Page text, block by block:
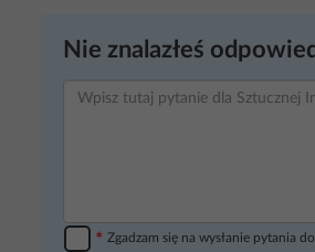
Nie znalazłeś
* Zgadzam się na wysłanie pytania